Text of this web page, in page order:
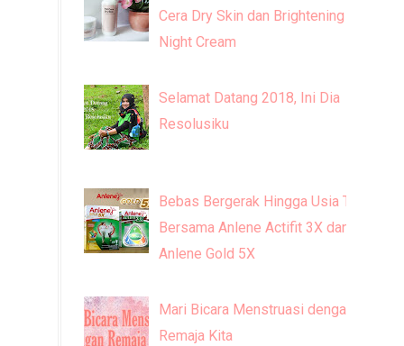
Cera Dry Skin dan Brightening
Night Cream
Selamat Datang 2018, Ini Dia
Resolusiku
Bebas Bergerak Hingga Usia Tua
Bersama Anlene Actifit 3X dan
Anlene Gold 5X
Mari Bicara Menstruasi dengan
Remaja Kita